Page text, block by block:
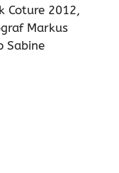
Coture 2012,
Markus
Sabine